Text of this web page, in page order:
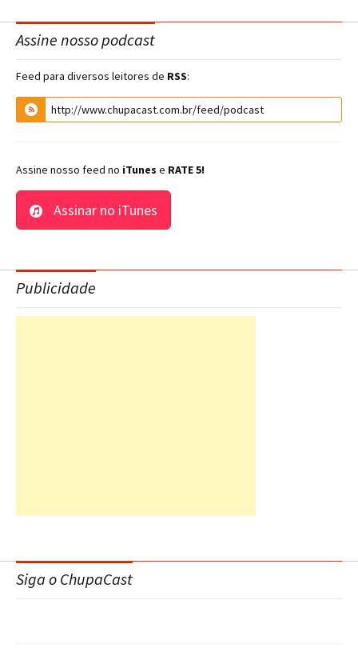
Assine nosso podcast
Feed para diversos leitores de RSS:
Assine nosso feed no iTunes e RATE 5!
Assinar no iTunes
Publicidade
Siga o ChupaCast